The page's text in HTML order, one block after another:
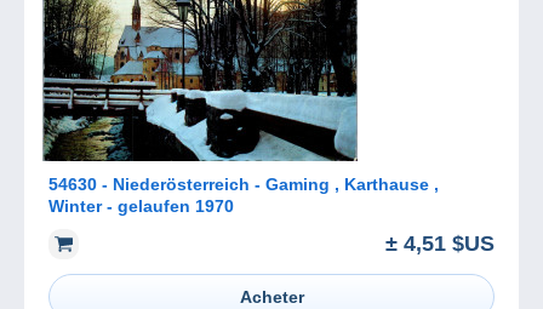
54630 - Niederösterreich - Gaming , Karthause ,
Winter - gelaufen 1970
± 4,51 $US
Acheter